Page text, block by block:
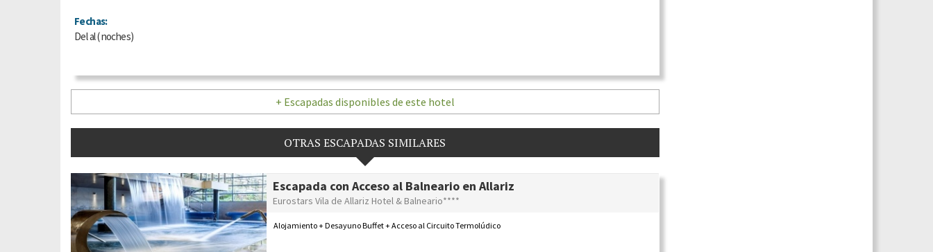
Fechas:
Delal(noches)
+ Escapadas disponibles de este hotel
OTRAS ESCAPADAS SIMILARES
Escapada con Acceso al Balneario en Allariz
Eurostars Vila de Allariz Hotel & Balneario****
Alojamiento + Desayuno Buffet + Acceso al Circuito Termolúdico